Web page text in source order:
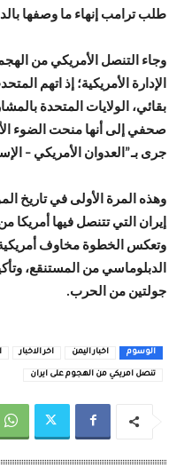
طلب ترامب إنهاء ما وصفها
وجاء التنصل الأمريكي من
الإدارة الأمريكية؛ إذ اتهم
بقائي، الولايات المتحدة
صحفي إلى أنها منحت الضوء
جرى بـ”العدوان الأمريكي –
وهذه المرة الأولى في تاريخ
إيران التي تتنصل فيها
وتعكس الخطوة مخاوف
الدبلوماسي من المستنقع،
جولتين من الحرب.
الوسوم اخبار اليمن اخر الاخبار
تنصل امريكي من الهجوم على ايران